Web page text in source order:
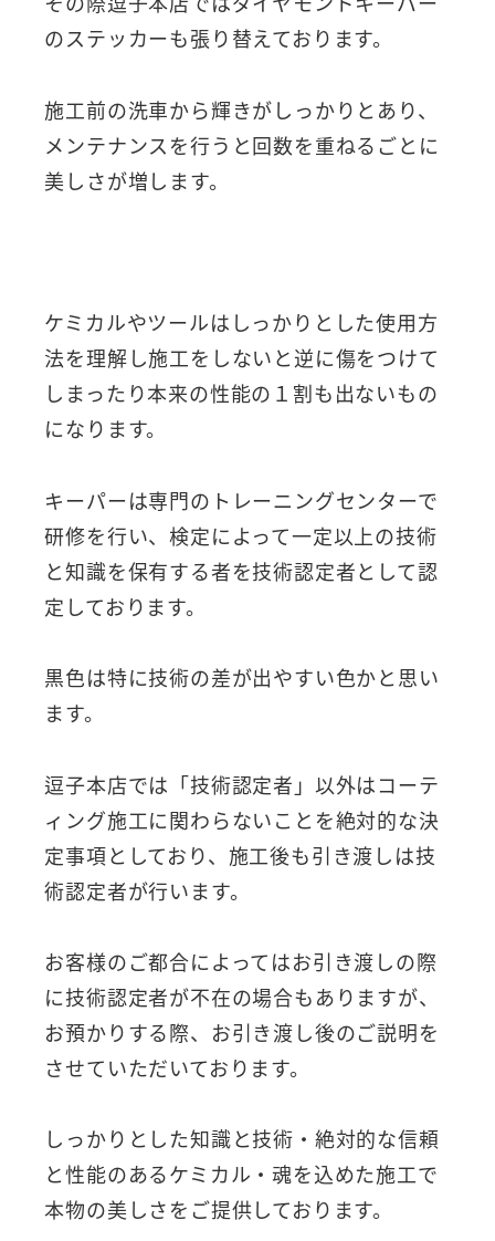
のステッカーも張り替えております。
施工前の洗車から輝きがしっかりとあり、
メンテナンスを行うと回数を重ねるごとに
美しさが増します。
ケミカルやツールはしっかりとした使用方
法を理解し施工をしないと逆に傷をつけて
しまったり本来の性能の１割も出ないもの
になります。
キーパーは専門のトレーニングセンターで
研修を行い、検定によって一定以上の技術
と知識を保有する者を技術認定者として認
定しております。
黒色は特に技術の差が出やすい色かと思い
ます。
逗子本店では「技術認定者」以外はコーテ
ィング施工に関わらないことを絶対的な決
定事項としており、施工後も引き渡しは技
術認定者が行います。
お客様のご都合によってはお引き渡しの際
に技術認定者が不在の場合もありますが、
お預かりする際、お引き渡し後のご説明を
させていただいております。
しっかりとした知識と技術・絶対的な信頼
と性能のあるケミカル・魂を込めた施工で
本物の美しさをご提供しております。